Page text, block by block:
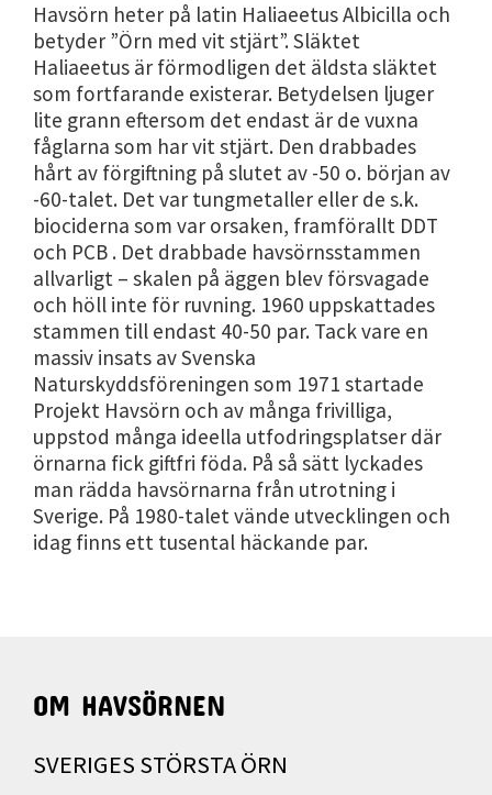
Havsörn heter på latin Haliaeetus Albicilla och
betyder ”Örn med vit stjärt”. Släktet
Haliaeetus är förmodligen det äldsta släktet
som fortfarande existerar. Betydelsen ljuger
lite grann eftersom det endast är de vuxna
fåglarna som har vit stjärt. Den drabbades
hårt av förgiftning på slutet av -50 o. början av
-60-talet. Det var tungmetaller eller de s.k.
biociderna som var orsaken, framförallt DDT
och PCB . Det drabbade havsörnsstammen
allvarligt – skalen på äggen blev försvagade
och höll inte för ruvning. 1960 uppskattades
stammen till endast 40-50 par. Tack vare en
massiv insats av Svenska
Naturskyddsföreningen som 1971 startade
Projekt Havsörn och av många frivilliga,
uppstod många ideella utfodringsplatser där
örnarna fick giftfri föda. På så sätt lyckades
man rädda havsörnarna från utrotning i
Sverige. På 1980-talet vände utvecklingen och
idag finns ett tusental häckande par.
OM HAVSÖRNEN
SVERIGES STÖRSTA ÖRN